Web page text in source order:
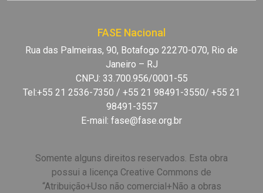
FASE Nacional
Rua das Palmeiras, 90, Botafogo 22270-070, Rio de
Janeiro – RJ
CNPJ: 33.700.956/0001-55
Tel:+55 21 2536-7350 / +55 21 98491-3550/ +55 21
98491-3557
E-mail: fase@fase.org.br
Somente alguns direitos reservados. Esta obra
possui a licença Creative Commons de
“Atribuição+Uso não comercial+Não a obras